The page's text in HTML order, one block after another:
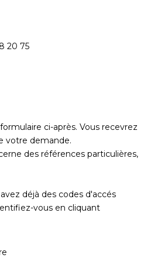
AGENCES
SERVICES
20 75
ci-après. Vous recevrez
votre demande.
des références particulières,
déjà des codes d'accés
vous en cliquant